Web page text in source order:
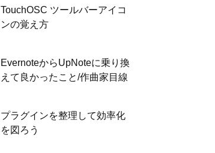
TouchOSC ツールバーアイコ
ンの覚え方
EvernoteからUpNoteに乗り換
えて良かったこと/作曲家目線
プラグインを整理して効率化
を図ろう